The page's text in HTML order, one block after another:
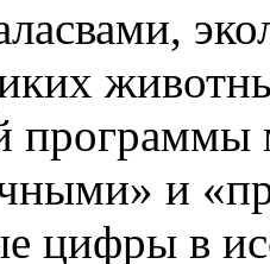
программы
и
цифры в